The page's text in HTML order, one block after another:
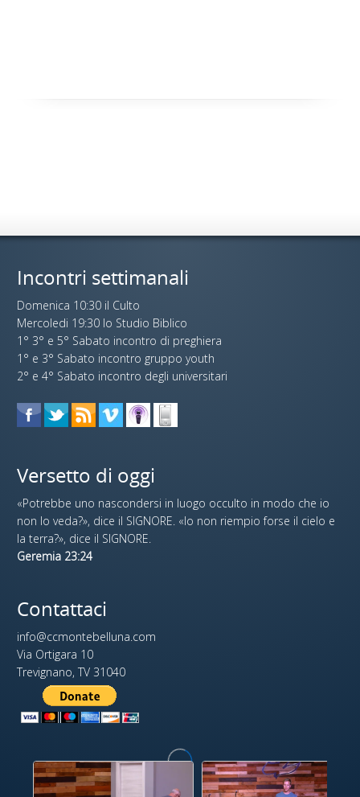
Incontri settimanali
Domenica 10:30 il Culto
Mercoledi 19:30 lo Studio Biblico
1° 3° e 5° Sabato incontro di preghiera
1° e 3° Sabato incontro gruppo youth
2° e 4° Sabato incontro degli universitari
Versetto di oggi
«Potrebbe uno nascondersi in luogo occulto in modo che io
non lo veda?», dice il SIGNORE. «Io non riempio forse il cielo e
la terra?», dice il SIGNORE.
Geremia 23:24
Contattaci
info@ccmontebelluna.com
Via Ortigara 10
Trevignano, TV 31040